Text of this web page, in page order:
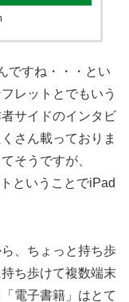
ですね・・・とい
レットとでもいう
サイドのインタビ
さん載っておりま
そうですが、
ということでiPad
、ちょっと持ち歩
ち歩けて複数端末
電子書籍」はとて